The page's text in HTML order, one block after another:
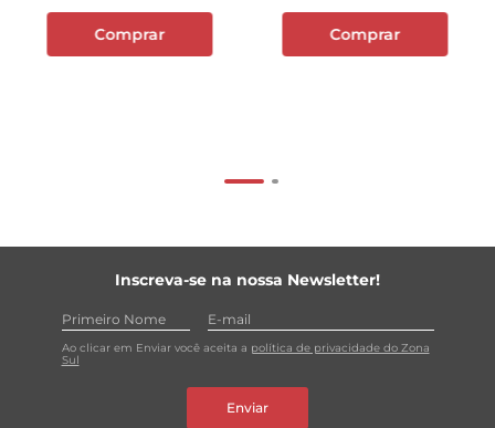
Comprar Comprar
Inscreva-se na nossa Newsletter!
Ao clicar em Enviar você aceita a política de privacidade do Zona
Sul
Enviar